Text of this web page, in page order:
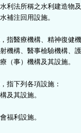
利法所稱之水利建造物
補注回用設施。
指醫療機構、精神復健
機構、醫事檢驗機構、
（事）機構及其設施。
指下列各項設施：
及其設施。
福利設施。